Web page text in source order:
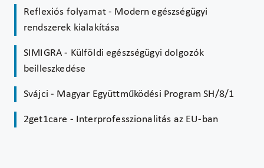
Reflexiós folyamat - Modern egészségügyi
rendszerek kialakítása
SIMIGRA - Külföldi egészségügyi dolgozók
beilleszkedése
Svájci - Magyar Együttműködési Program SH/8/1
2get1care - Interprofesszionalitás az EU-ban